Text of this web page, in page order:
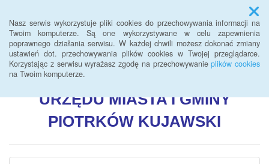
Nasz serwis wykorzystuje pliki cookies do przechowywania informacji na
Twoim komputerze. Są one wykorzystywane w celu zapewnienia
poprawnego działania serwisu. W każdej chwili możesz dokonać zmiany
ustawień dot. przechowywania plików cookies w Twojej przeglądarce.
Korzystając z serwisu wyrażasz zgodę na przechowywanieplików cookies
na Twoim komputerze.
Menu
BIULETYN INFORMACJI
URZĘDUMIASTA I GMINY
PIOTRKÓW KUJAWSKI